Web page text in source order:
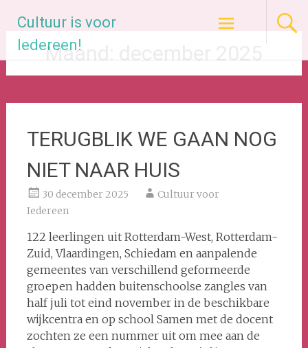
naar
inhoud
Cultuur is voor
Iedereen!
Maand:december 2025
TERUGBLIK WE GAAN NOG
NIET NAAR HUIS
30 december 2025
Cultuur voor
Iedereen
122 leerlingen uit Rotterdam-West, Rotterdam-
Zuid, Vlaardingen, Schiedam en aanpalende
gemeentes van verschillend geformeerde
groepen hadden buitenschoolse zangles van
half juli tot eind november in de beschikbare
wijkcentra en op school Samen met de docent
zochten ze een nummer uit om mee aan de